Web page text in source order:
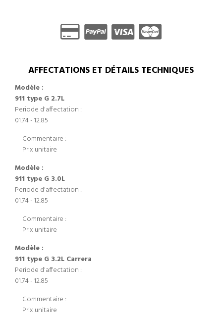
AFFECTATIONS ET DÉTAILS TECHNIQUES
Modèle :
911 type G 2.7L
Periode d'affectation :
01.74 - 12.85
Commentaire :
Prix unitaire
Modèle :
911 type G 3.0L
Periode d'affectation :
01.74 - 12.85
Commentaire :
Prix unitaire
Modèle :
911 type G 3.2L Carrera
Periode d'affectation :
01.74 - 12.85
Commentaire :
Prix unitaire